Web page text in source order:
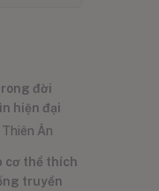
đời
hiện đại
Thiên Ân
cơ thể thích
truyền